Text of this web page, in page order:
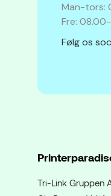
Man-tors:
Fre:
Følg os
Tri-Link Gruppen